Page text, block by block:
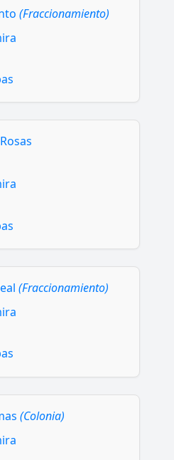
(Fraccionamiento)
(Fraccionamiento)
(Colonia)